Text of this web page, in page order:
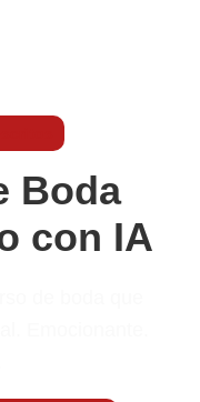
Boda
con IA